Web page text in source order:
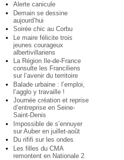
Alerte canicule
Demain se dessine
aujourd’hui
Soirée chic au Corbu
Le maire félicite trois
jeunes courageux
albertivillariens
La Région Ile-de-France
consulte les Franciliens
sur l’avenir du territoire
Balade urbaine : l’emploi,
l’agglo y travaille !
Journée création et reprise
d’entreprise en Seine-
Saint-Denis
Impossible de s’ennuyer
sur Auber en juillet-août
Du rififi sur les ondes
Les filles du CMA
remontent en Nationale 2